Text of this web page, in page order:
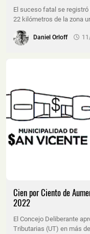
El suceso fatal se registró
22 kilómetros de la zona
Daniel Orloff
Cien por Ciento de
2022
El Concejo Deliberante
Tributarias (UT) en más